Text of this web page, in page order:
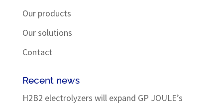
Our products
Our solutions
Contact
Recent news
H2B2 electrolyzers will expand GP JOULE’s